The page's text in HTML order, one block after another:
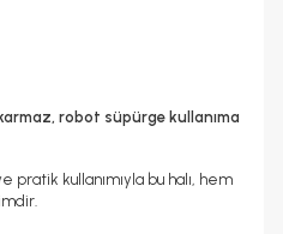
robot süpürge kullanıma
pratik kullanımıyla bu halı, hem